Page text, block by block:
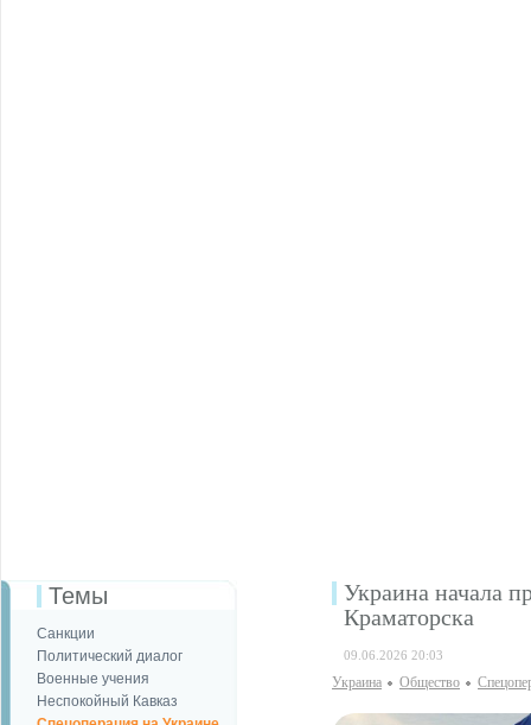
Темы
Санкции
Политический диалог
Военные учения
Неспокойный Кавказ
Украина начала
Краматорска
09.06.2026 20:03
Украина Общество